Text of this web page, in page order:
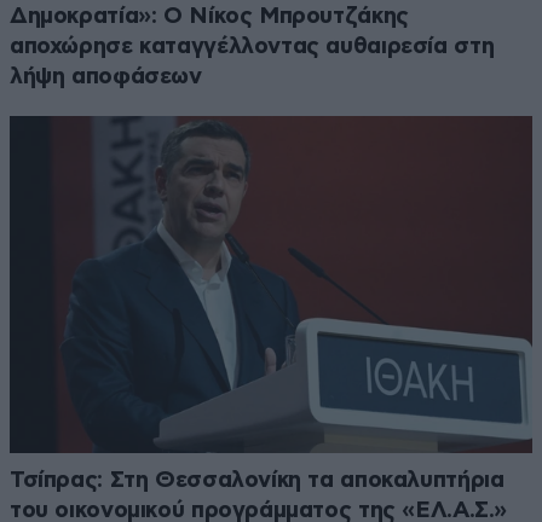
Δημοκρατία»: Ο Νίκος Μπρουτζάκης
αποχώρησε καταγγέλλοντας αυθαιρεσία στη
λήψη αποφάσεων
Τσίπρας: Στη Θεσσαλονίκη τα αποκαλυπτήρια
του οικονομικού προγράμματος της «ΕΛ.Α.Σ.»